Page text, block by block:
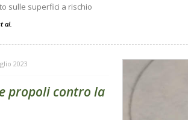
sulle superfici a rischio
al.
2023
propoli contro la